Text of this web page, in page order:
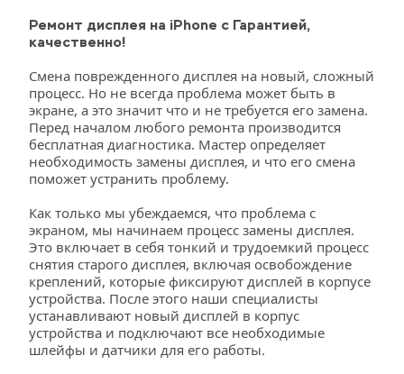
Ремонт дисплея на iPhone с Гарантией,
качественно!
Смена поврежденного дисплея на новый, сложный
процесс. Но не всегда проблема может быть в
экране, а это значит что и не требуется его замена.
Перед началом любого ремонта производится
бесплатная диагностика. Мастер определяет
необходимость замены дисплея, и что его смена
поможет устранить проблему.
Как только мы убеждаемся, что проблема с
экраном, мы начинаем процесс замены дисплея.
Это включает в себя тонкий и трудоемкий процесс
снятия старого дисплея, включая освобождение
креплений, которые фиксируют дисплей в корпусе
устройства. После этого наши специалисты
устанавливают новый дисплей в корпус
устройства и подключают все необходимые
шлейфы и датчики для его работы.